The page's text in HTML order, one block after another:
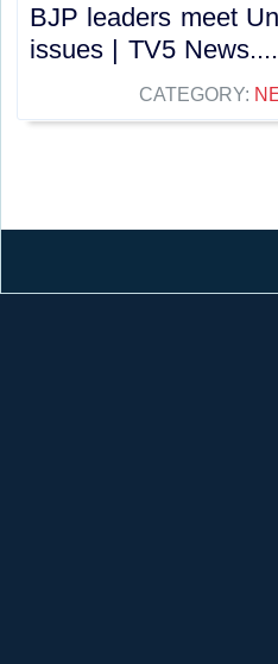
BJP leaders meet
issues | TV5
CATEGORY: